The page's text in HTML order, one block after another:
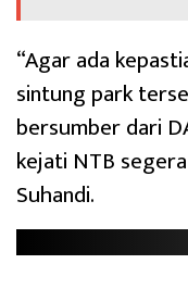
“Agar ada
sintung park
bersumber dari
kejati NTB
Suhandi.